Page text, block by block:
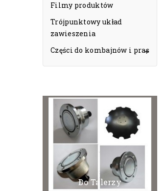
Filmy produktów
Trójpunktowy układ
zawieszenia
Części do kombajnów i pras

Do Talerzy